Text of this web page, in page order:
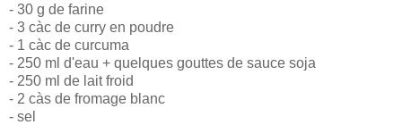
- 30 g de farine
- 3 càc de curry en poudre
- 1 càc de curcuma
- 250 ml d'eau + quelques gouttes de sauce soja
- 250 ml de lait froid
- 2 càs de fromage blanc
- sel